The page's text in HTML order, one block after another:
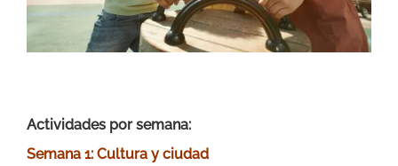
Actividades por semana:
Semana 1: Cultura y ciudad